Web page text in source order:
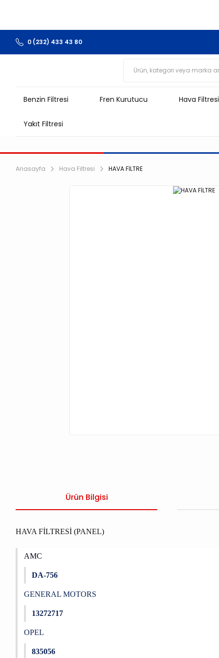
0 (232) 433 43 80
Benzin Filtresi Fren Kurutucu Hava Filtresi
Yakıt Filtresi
Anasayfa Hava Filtresi HAVA FİLTRE
Ürün Bilgisi
HAVA FİLTRESİ (PANEL)
AMC
DA-756
GENERAL MOTORS
13272717
OPEL
835056